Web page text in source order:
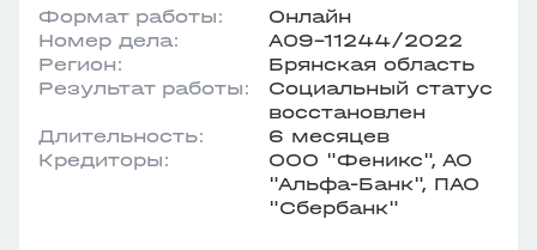
Формат работы:
Онлайн
Номер дела:
А09-11244/2022
Регион:
Брянская область
Результат работы:
Социальный статус
восстановлен
Длительность:
6 месяцев
Кредиторы:
ООО "Феникс", АО
"Альфа-Банк", ПАО
"Сбербанк"